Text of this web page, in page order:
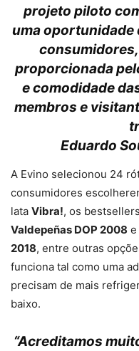
projeto piloto
uma oportunidade
proporcionada
e comodidade
membros e
Eduardo
A Evino selecionou 24
consumidores
lata Vibra!, os bestsellers
Valdepeñas DOP 2008 e
2018, entre outras
funciona tal como uma
precisam de mais
baixo.
“Acreditamos